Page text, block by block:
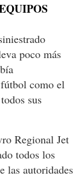
poco más
como el
sus
Regional Jet
todos los
las autoridades